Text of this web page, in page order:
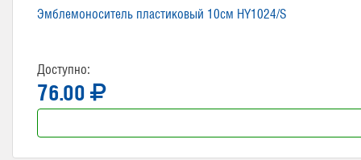
Эмблемоноситель пластиковый 10см HY1024/S
Доступно:
76.00